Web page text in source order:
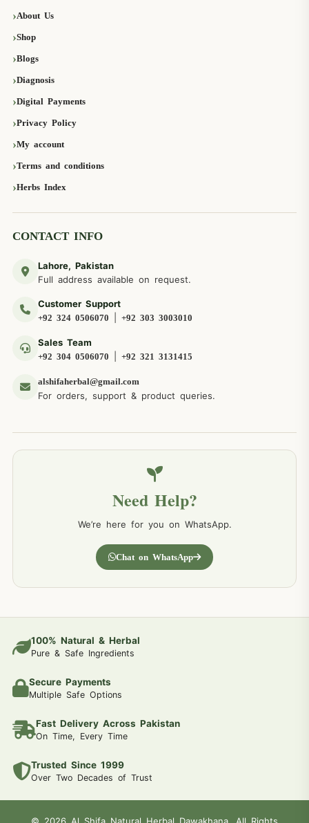
About Us
Shop
Blogs
Diagnosis
Digital Payments
Privacy Policy
My account
Terms and conditions
Herbs Index
CONTACT INFO
Lahore, Pakistan
Full address available on request.
Customer Support
+92 324 0506070 +92 303 3003010
Sales Team
+92 304 0506070 +92 321 3131415
alshifaherbal@gmail.com
For orders, support & product queries.
Need Help?
We’re here for you on WhatsApp.
Chat on WhatsApp
100% Natural & Herbal
Pure & Safe Ingredients
Secure Payments
Multiple Safe Options
Fast Delivery Across Pakistan
On Time, Every Time
Trusted Since 1999
Over Two Decades of Trust